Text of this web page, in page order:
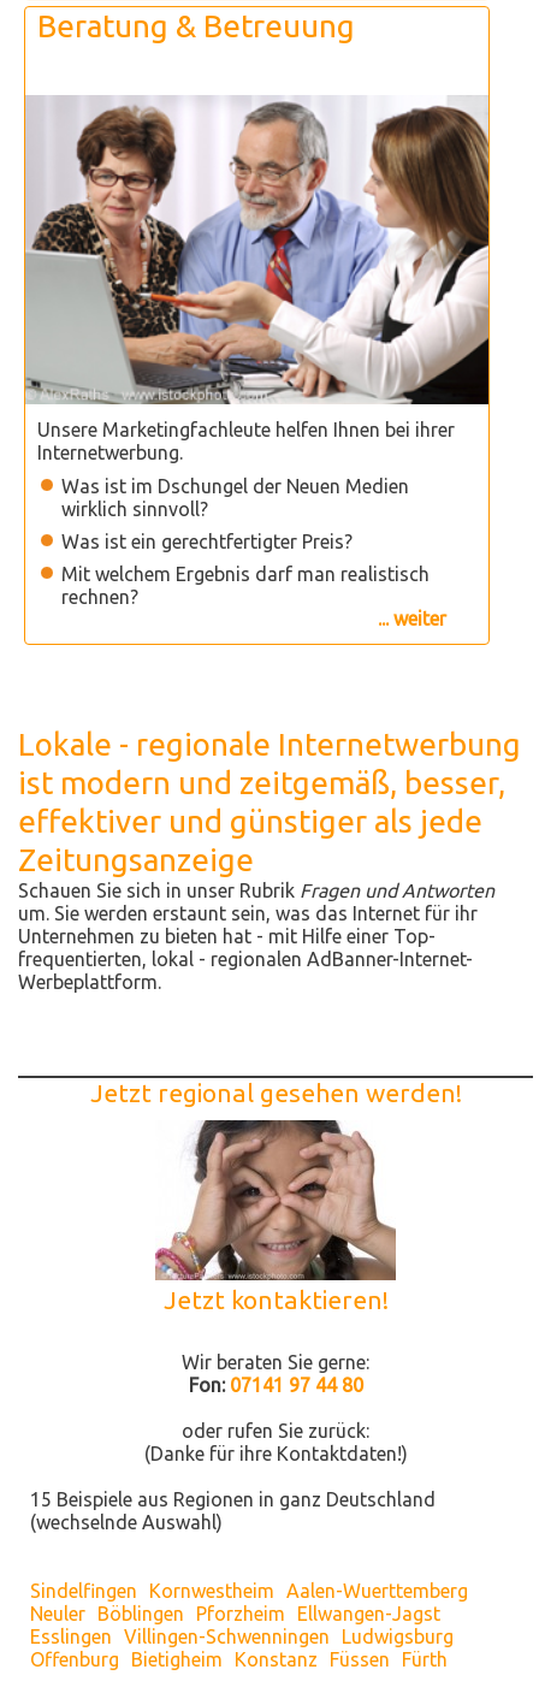
Beratung & Betreuung
Unsere Marketingfachleute helfen Ihnen bei ihrer
Internetwerbung.
Was ist im Dschungel der Neuen Medien
wirklich sinnvoll?
Was ist ein gerechtfertigter Preis?
Mit welchem Ergebnis darf man realistisch
rechnen?
... weiter
Lokale - regionale Internetwerbung
ist modern und zeitgemäß, besser,
effektiver und günstiger als jede
Zeitungsanzeige
Schauen Sie sich in unser Rubrik Fragen und Antworten
um. Sie werden erstaunt sein, was das Internet für ihr
Unternehmen zu bieten hat - mit Hilfe einer Top-
frequentierten, lokal - regionalen AdBanner-Internet-
Werbeplattform.
Jetzt regional gesehen werden!
Jetzt kontaktieren!
Wir beraten Sie gerne:
Fon: 07141 97 44 80
oder rufen Sie zurück:
(Danke für ihre Kontaktdaten!)
15 Beispiele aus Regionen in ganz Deutschland
(wechselnde Auswahl)
Sindelfingen Kornwestheim
Aalen-Wuerttemberg
Neuler
Böblingen Pforzheim
Ellwangen-Jagst
Esslingen
Villingen-Schwenningen
Ludwigsburg
Offenburg
Bietigheim Konstanz Füssen Fürth